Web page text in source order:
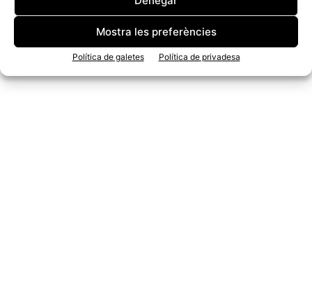
Mostra les preferències
Política de galetes Política de privadesa